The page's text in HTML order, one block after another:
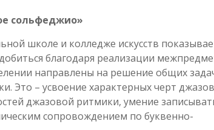
сольфеджио»
школе и колледже искусств
благодаря реализации
направлены на решение общих
Это – усвоение характерных черт
джазовой ритмики, умение
сопровождением по буквенно-